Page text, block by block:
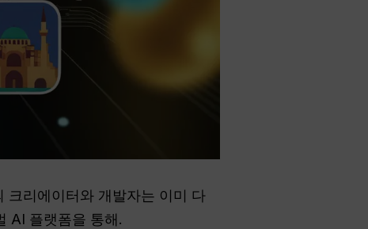
크리에이터와 개발자는 이미 다
AI 플랫폼을 통해.